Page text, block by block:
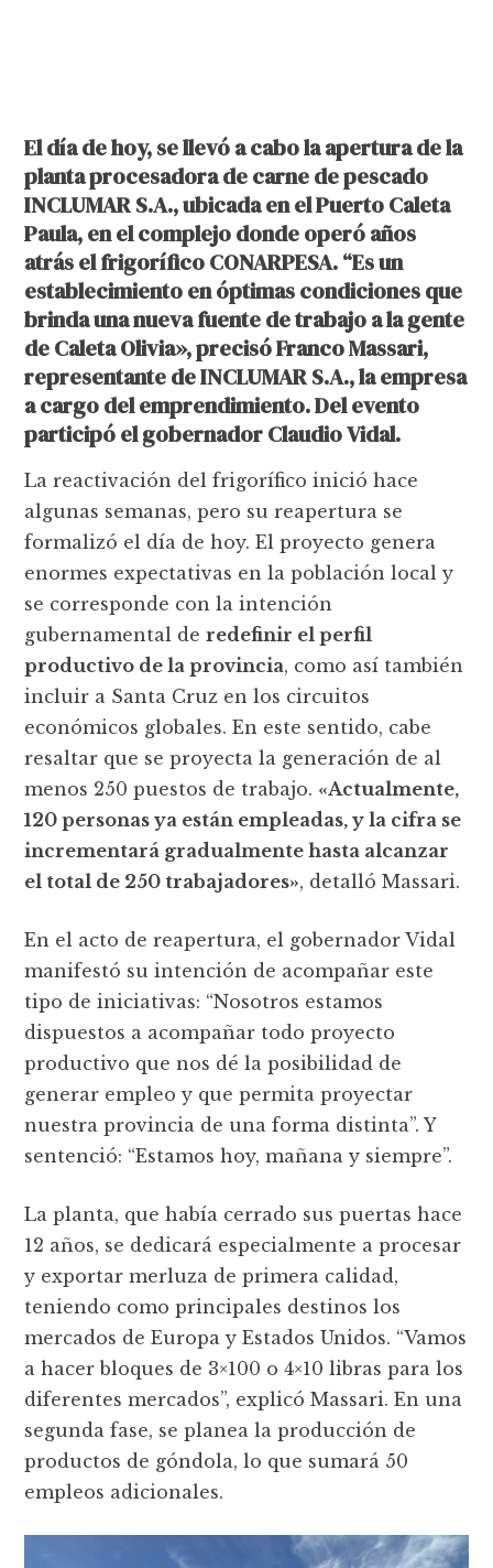
El día de hoy, se llevó a cabo la apertura de la
planta procesadora de carne de pescado
INCLUMAR S.A., ubicada en el Puerto Caleta
Paula, en el complejo donde operó años
atrás el frigorífico CONARPESA. “Es un
establecimiento en óptimas condiciones que
brinda una nueva fuente de trabajo a la gente
de Caleta Olivia», precisó Franco Massari,
representante de INCLUMAR S.A., la empresa
a cargo del emprendimiento. Del evento
participó el gobernador Claudio Vidal.
La reactivación del frigorífico inició hace
algunas semanas, pero su reapertura se
formalizó el día de hoy. El proyecto genera
enormes expectativas en la población local y
se corresponde con la intención
gubernamental deredefinir el perfil
productivo de la provincia, como así también
incluir a Santa Cruz en los circuitos
económicos globales. En este sentido, cabe
resaltar que se proyecta la generación de al
menos 250 puestos de trabajo. «Actualmente,
120 personas ya están empleadas, y la cifra se
incrementará gradualmente hasta alcanzar
el total de 250 trabajadores», detalló Massari.
En el acto de reapertura, el gobernador Vidal
manifestó su intención de acompañar este
tipo de iniciativas: “Nosotros estamos
dispuestos a acompañar todo proyecto
productivo que nos dé la posibilidad de
generar empleo y que permita proyectar
nuestra provincia de una forma distinta”. Y
sentenció: “Estamos hoy, mañana y siempre”.
La planta, que había cerrado sus puertas hace
12 años, se dedicará especialmente a procesar
y exportar merluza de primera calidad,
teniendo como principales destinos los
mercados de Europa y Estados Unidos. “Vamos
a hacer bloques de 3×100 o 4×10 libras para los
diferentes mercados”, explicó Massari. En una
segunda fase, se planea la producción de
productos de góndola, lo que sumará 50
empleos adicionales.